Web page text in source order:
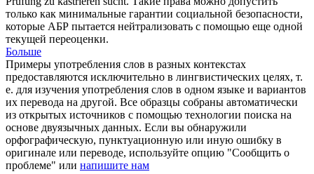
только как минимальные гарантии социальной безопасности,
которые АБР пытается нейтрализовать с помощью еще одной
текущей переоценки.
Больше
Примеры употребления слов в разных контекстах
предоставляются исключительно в лингвистических целях, т.
е. для изучения употребления слов в одном языке и вариантов
их перевода на другой. Все образцы собраны автоматически
из открытых источников с помощью технологии поиска на
основе двуязычных данных. Если вы обнаружили
орфографическую, пунктуационную или иную ошибку в
оригинале или переводе, используйте опцию "Сообщить о
проблеме" или напишите нам